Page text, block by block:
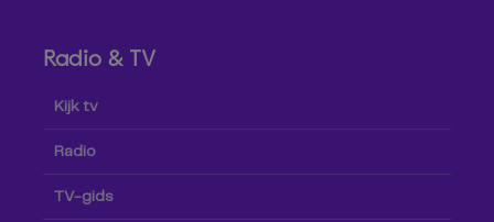
Radio & TV
Kijk tv
Radio
TV-gids